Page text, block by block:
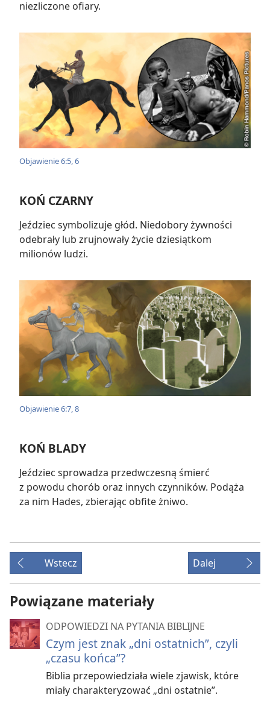
niezliczone ofiary.
Objawienie 6:5, 6
KOŃ CZARNY
Jeździec symbolizuje głód. Niedobory żywności
odebrały lub zrujnowały życie dziesiątkom
milionów ludzi.
Objawienie 6:7, 8
KOŃ BLADY
Jeździec sprowadza przedwczesną śmierć
z powodu chorób oraz innych czynników. Podąża
za nim Hades, zbierając obfite żniwo.
Wstecz Dalej
Powiązane materiały
ODPOWIEDZI NA PYTANIA BIBLIJNE
Czym jest znak „dni ostatnich”, czyli
„czasu końca”?
Biblia przepowiedziała wiele zjawisk, które
miały charakteryzować „dni ostatnie”.